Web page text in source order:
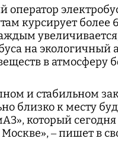
курсирует более
на экологичный
в атмосферу
и стабильном
близко к месту
который
– пишет в